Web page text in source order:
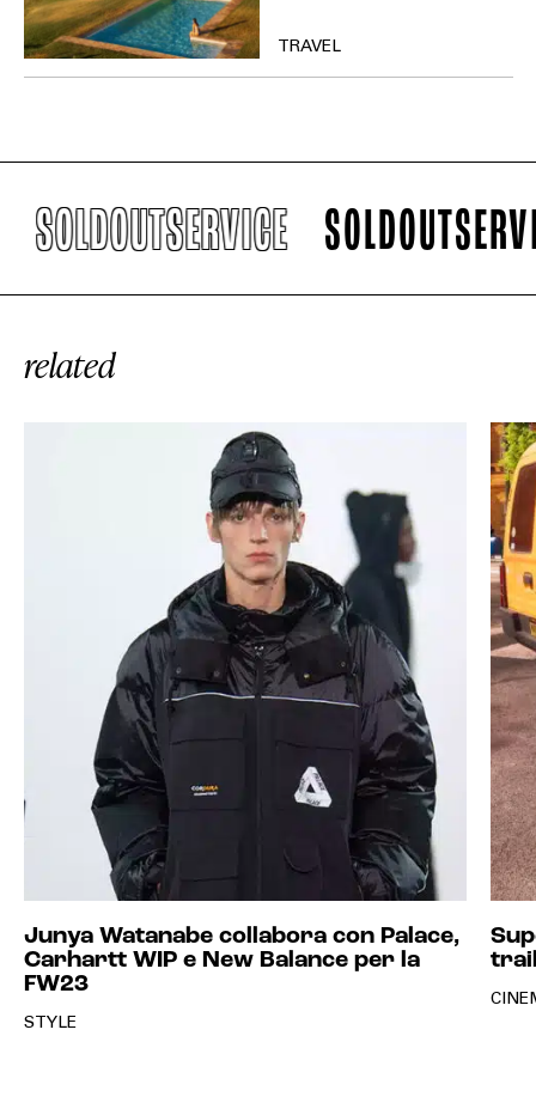
TRAVEL
SOLDOUTSERVICE
related
Junya Watanabe collabora con Palace,
Carhartt WIP e New Balance per la
FW23
STYLE